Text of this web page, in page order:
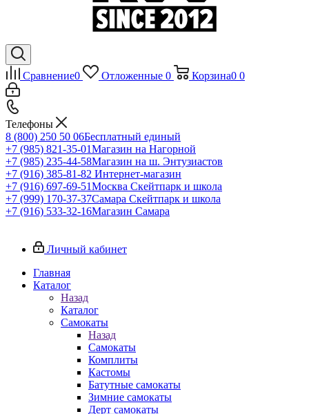
Сравнение0 Отложенные 0 Корзина0 0
Телефоны
8 (800) 250 50 06Бесплатный единый
+7 (985) 821-35-01Магазин на Нагорной
+7 (985) 235-44-58Магазин на ш. Энтузиастов
+7 (916) 385-81-82 Интернет-магазин
+7 (916) 697-69-51Москва Скейтпарк и школа
+7 (999) 170-37-37Самара Скейтпарк и школа
+7 (916) 533-32-16Магазин Самара
Личный кабинет
Главная
Каталог
Назад
Каталог
Самокаты
Назад
Самокаты
Комплиты
Кастомы
Батутные самокаты
Зимние самокаты
Дерт самокаты